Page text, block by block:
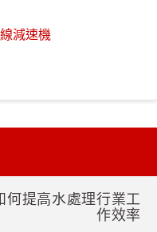
減速機
何提高水處理行業工
作效率